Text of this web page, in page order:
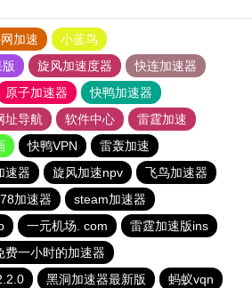
加速
小蓝鸟
旋风加速度器
快连加速器
原子加速器
快鸭加速器
址导航 软件中心
雷霆加速
快鸭VPN
雷轰加速
速器 旋风加速npv
飞鸟加速器
加速器
steam加速器
一元机场. com
雷霆加速版ins
费一小时的加速器
黑洞加速器最新版 蚂蚁vqn